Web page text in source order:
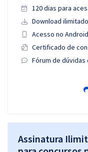
120 dias para
Download
Acesso no
Certificado de
Fórum de
Assinatura